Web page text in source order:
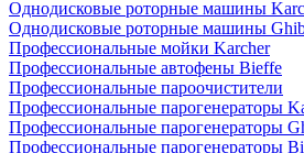
Однодисковые роторные машины
Однодисковые роторные машины
Профессиональные мойки Karcher
Профессиональные автофены Bieffe
Профессиональные пароочистители
Профессиональные парогенераторы
Профессиональные парогенераторы
Профессиональные парогенераторы